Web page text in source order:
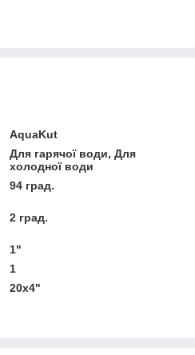
AquaKut
Для гарячої води, Для
холодної води
94 град.
2 град.
1"
1
20х4"